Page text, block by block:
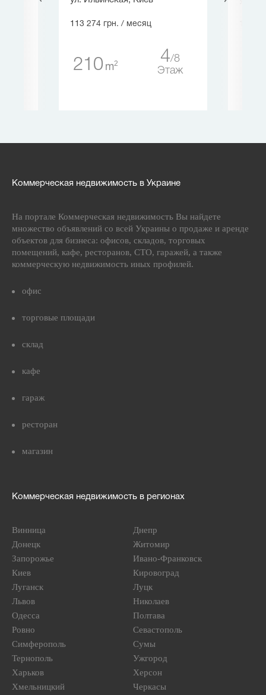
113 274 грн. / месяц
210 m2 4 8
Этаж
Коммерческая недвижимость в Украине
На портале Коммерческая недвижимость Вы найдете
множество объявлений со всей Украины о продаже и аренде
объектов для бизнеса: офисов, складов, торговых
помещений, кафе, ресторанов, СТО, гаражей, а также
коммерческую недвижимость иных профилей.
офис
торговые площади
склад
кафе
гараж
ресторан
магазин
Коммерческая недвижимость в регионах
Винница
Днепр
Донецк
Житомир
Запорожье
Ивано-Франковск
Киев
Кировоград
Луганск
Луцк
Львов
Николаев
Одесса
Полтава
Ровно
Севастополь
Симферополь
Сумы
Тернополь
Ужгород
Харьков
Херсон
Хмельницкий
Черкасы